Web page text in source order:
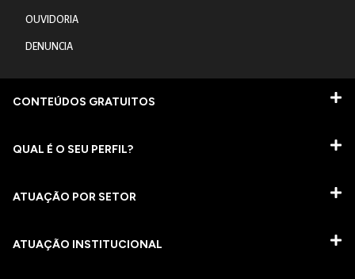
OUVIDORIA
DENUNCIA
CONTEÚDOS GRATUITOS
QUAL É O SEU PERFIL?
ATUAÇÃO POR SETOR
ATUAÇÃO INSTITUCIONAL